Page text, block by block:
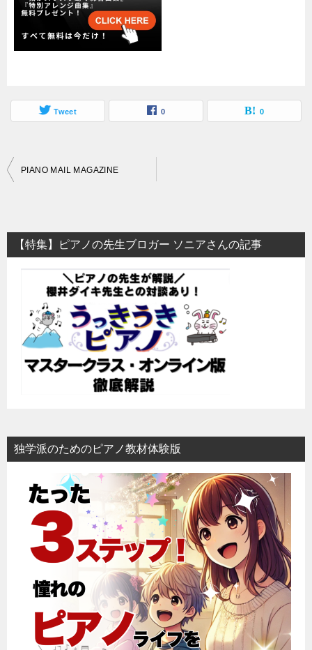
Tweet 0 0
投
ビ
ゲ
PIANO MAIL MAGAZINE
【特集】ピアノの先生ブロガー ソニアさんの記事
独学派のためのピアノ教材体験版